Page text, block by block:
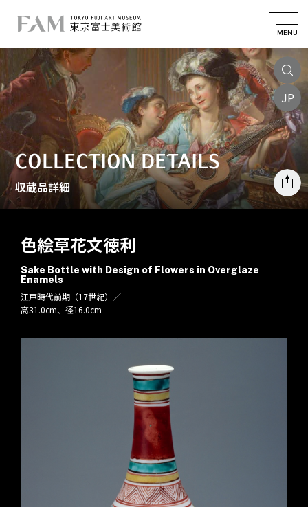
MENU
JP
COLLECTION DETAILS
収蔵品詳細
色絵草花文徳利
Sake Bottle with Design of Flowers in Overglaze
Enamels
江戸時代前期（17世紀）／
高31.0cm、径16.0cm